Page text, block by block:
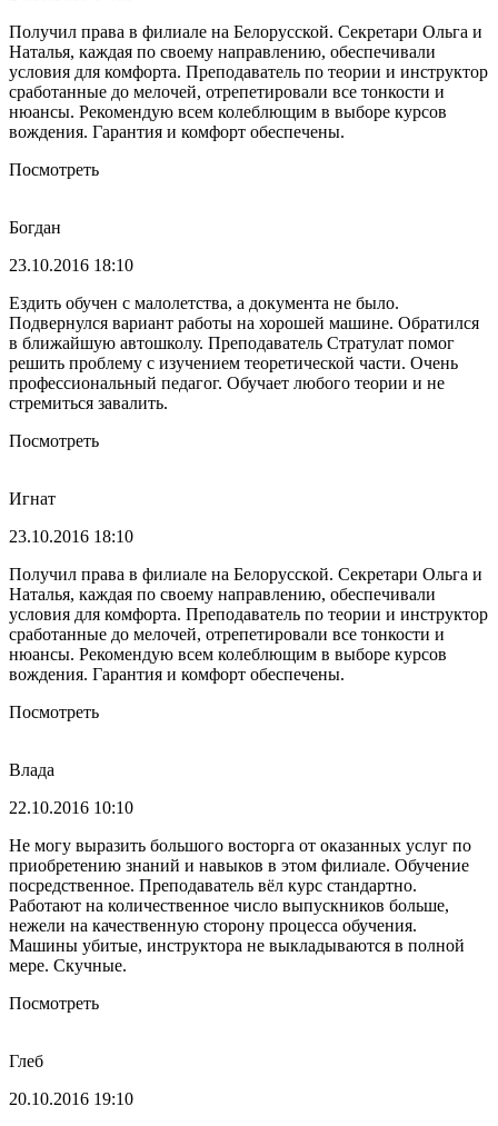
Получил права в филиале на Белорусской. Секретари Ольга и
Наталья, каждая по своему направлению, обеспечивали
условия для комфорта. Преподаватель по теории и инструктор
сработанные до мелочей, отрепетировали все тонкости и
нюансы. Рекомендую всем колеблющим в выборе курсов
вождения. Гарантия и комфорт обеспечены.
Посмотреть
Богдан
23.10.2016 18:10
Ездить обучен с малолетства, а документа не было.
Подвернулся вариант работы на хорошей машине. Обратился
в ближайшую автошколу. Преподаватель Стратулат помог
решить проблему с изучением теоретической части. Очень
профессиональный педагог. Обучает любого теории и не
стремиться завалить.
Посмотреть
Игнат
23.10.2016 18:10
Получил права в филиале на Белорусской. Секретари Ольга и
Наталья, каждая по своему направлению, обеспечивали
условия для комфорта. Преподаватель по теории и инструктор
сработанные до мелочей, отрепетировали все тонкости и
нюансы. Рекомендую всем колеблющим в выборе курсов
вождения. Гарантия и комфорт обеспечены.
Посмотреть
Влада
22.10.2016 10:10
Не могу выразить большого восторга от оказанных услуг по
приобретению знаний и навыков в этом филиале. Обучение
посредственное. Преподаватель вёл курс стандартно.
Работают на количественное число выпускников больше,
нежели на качественную сторону процесса обучения.
Машины убитые, инструктора не выкладываются в полной
мере. Скучные.
Посмотреть
Глеб
20.10.2016 19:10